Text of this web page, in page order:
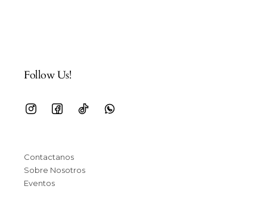
Follow Us!
Contactanos
Sobre Nosotros
Eventos